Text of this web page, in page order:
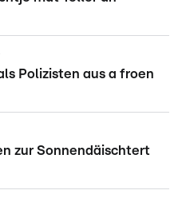
Polizisten aus a froen
zur Sonnendäischtert